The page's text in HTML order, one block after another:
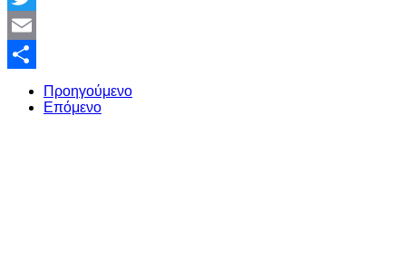
Twitter
Email
Share
Προηγούμενο
Επόμενο